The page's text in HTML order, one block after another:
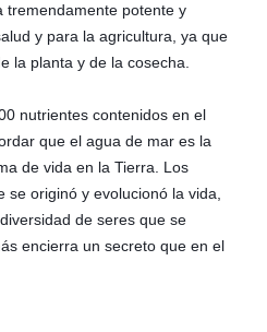
tremendamente potente y
y para la agricultura, ya que
la planta y de la cosecha.
nutrientes contenidos en el
que el agua de mar es la
de vida en la Tierra. Los
se originó y evolucionó la vida,
de seres que se
encierra un secreto que en el